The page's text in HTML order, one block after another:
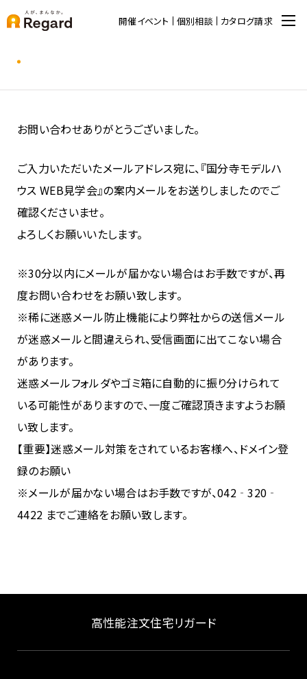
開催イベント 個別相談 カタログ請求
お問い合わせありがとうございました。
ご入力いただいたメールアドレス宛に、『国分寺モデルハ
ウス WEB見学会』の案内メールをお送りしましたのでご
確認くださいませ。
よろしくお願いいたします。
※30分以内にメールが届かない場合はお手数ですが、再
度お問い合わせをお願い致します。
※稀に迷惑メール防止機能により弊社からの送信メール
が迷惑メールと間違えられ、受信画面に出てこない場合
があります。
迷惑メールフォルダやゴミ箱に自動的に振り分けられて
いる可能性がありますので、一度ご確認頂きますようお願
い致します。
【重要】迷惑メール対策をされているお客様へ、ドメイン登
録のお願い
※メールが届かない場合はお手数ですが、042‐320‐
4422 までご連絡をお願い致します。
高性能注文住宅リガード